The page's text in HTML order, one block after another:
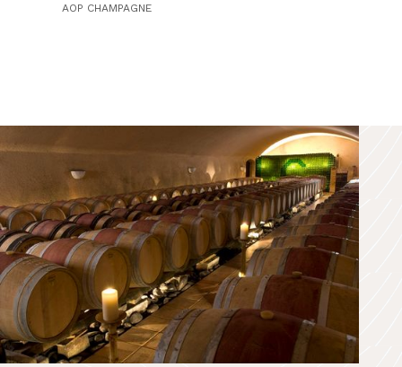
AOP CHAMPAGNE